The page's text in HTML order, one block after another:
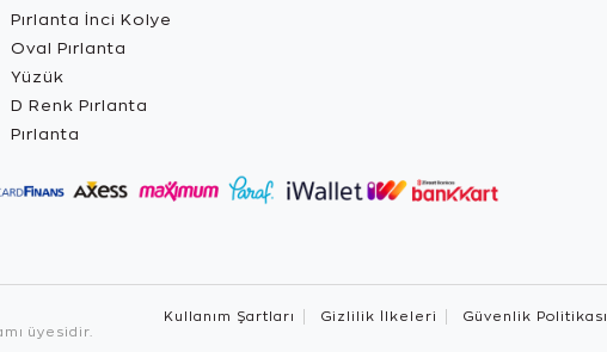
Pırlanta İnci Kolye
Oval Pırlanta
Yüzük
D Renk Pırlanta
Pırlanta
üyesidir.
Kullanım Şartları Gizlilik İlkeleri Güvenlik Politikası